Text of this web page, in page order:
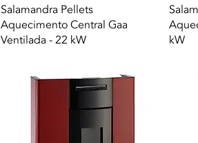
Vista rapida
Salamandra Pellets
Aquecimento Central Gaa
Ventilada - 22 kW
kW